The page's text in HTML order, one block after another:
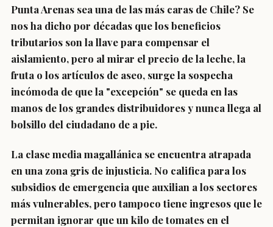
Punta Arenas sea una de las más caras de Chile? Se
nos ha dicho por décadas que los beneficios
tributarios son la llave para compensar el
aislamiento, pero al mirar el precio de la leche, la
fruta o los artículos de aseo, surge la sospecha
incómoda de que la "excepción" se queda en las
manos de los grandes distribuidores y nunca llega al
bolsillo del ciudadano de a pie.
La clase media magallánica se encuentra atrapada
en una zona gris de injusticia. No califica para los
subsidios de emergencia que auxilian a los sectores
más vulnerables, pero tampoco tiene ingresos que le
permitan ignorar que un kilo de tomates en el